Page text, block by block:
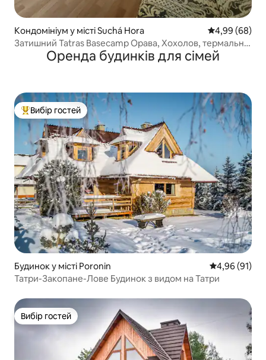
Кондомініум у місті Suchá Hora Середня
4,99 (68)
Затишний Tatras Basecamp Орава, Хохолов, термальні
Оренда будинків для сімей
Топ вибір гостей
Вибір гостей
Будинок у місті Poronin Середня
4,96 (91)
Татри-Закопане-Лове Будинок з видом на Татри
Вибір гостей
Вибір гостей